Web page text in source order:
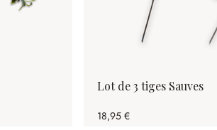
Lot de 3 tiges Sauves
18,95 €